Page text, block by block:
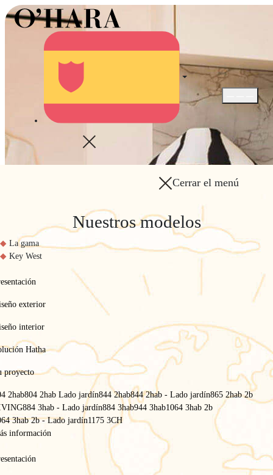
Abrir /
Cerrar el menú
Nuestros modelos
La gama
Key West
exterior
interior
Hatha
proyecto
2hab804 2hab Lado jardín844 2hab844 2hab - Lado jardín865 2hab 2b
884 3hab - Lado jardín884 3hab944 3hab1064 3hab 2b
3hab 2b - Lado jardín1175 3CH
información